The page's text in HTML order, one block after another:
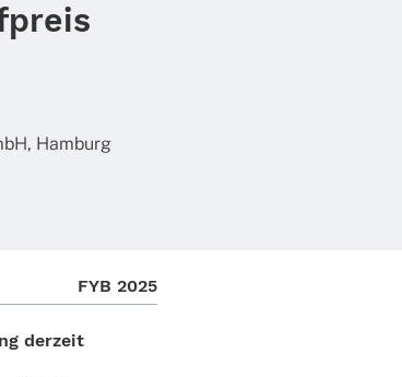
Hamburg
FYB 2025
derzeit